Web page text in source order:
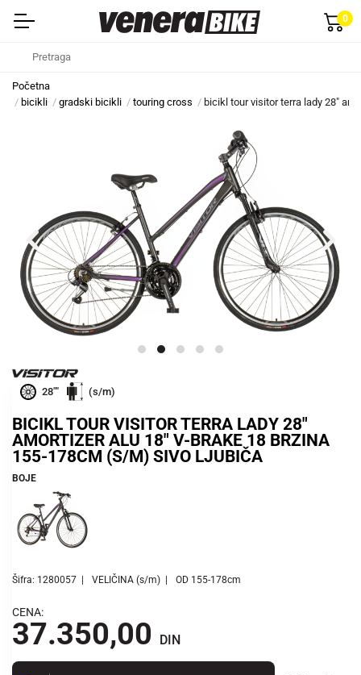
0
Početna
bicikli
gradski bicikli touring cross bicikl tour visitor terra lady 28"
28"" (s/m)
BICIKL TOUR VISITOR TERRA LADY 28"
AMORTIZER ALU 18" V-BRAKE 18 BRZINA
155-178CM (S/M) SIVO LJUBIČA
BOJE
Šifra: 1280057 VELIČINA (s/m) OD 155-178cm
CENA:
37.350,00 DIN